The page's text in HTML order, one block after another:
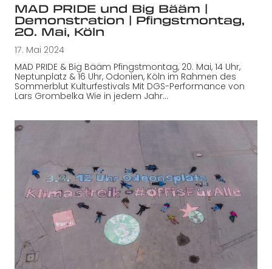
MAD PRIDE und Big Bääm |
Demonstration | Pfingstmontag,
20. Mai, Köln
17. Mai 2024
MAD PRIDE & Big Bääm Pfingstmontag, 20. Mai, 14 Uhr,
Neptunplatz & 16 Uhr, Odonien, Köln im Rahmen des
Sommerblut Kulturfestivals Mit DGS-Performance von
Lars Grombelka Wie in jedem Jahr…